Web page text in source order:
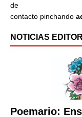
de
contacto pinchando
NOTICIAS
Poemario: